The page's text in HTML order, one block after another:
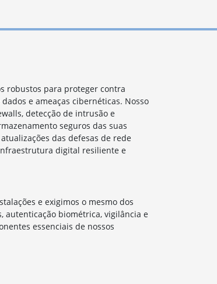
robustos para proteger contra
e ameaças cibernéticas. Nosso
detecção de intrusão e
seguros das suas
das defesas de rede
digital resiliente e
e exigimos o mesmo dos
autenticação biométrica, vigilância e
essenciais de nossos